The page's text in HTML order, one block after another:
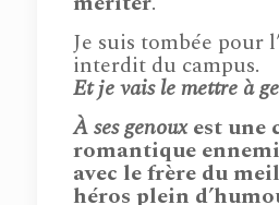
Je suis tombée pour
interdit du campus.
Et je vais le mettre à
À ses genouxest une
romantique
avec le frère du
héros plein